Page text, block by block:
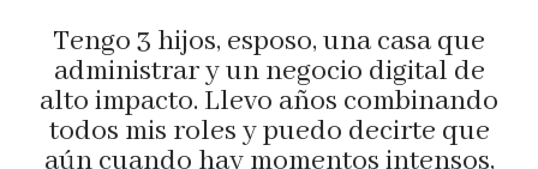
Tengo 3 hijos, esposo, una casa que
administrar y un negocio digital de
alto impacto. Llevo años combinando
todos mis roles y puedo decirte que
aún cuando hay momentos intensos,